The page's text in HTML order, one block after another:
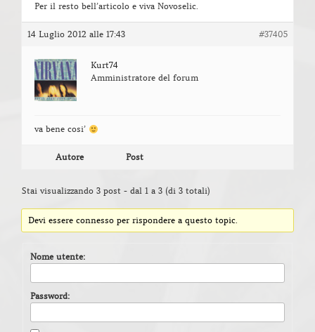
Per il resto bell’articolo e viva Novoselic.
14 Luglio 2012 alle 17:43 #37405
Kurt74
Amministratore del forum
va bene cosi’
Autore Post
Stai visualizzando 3 post - dal 1 a 3 (di 3 totali)
Devi essere connesso per rispondere a questo topic.
Nome utente:
Password: